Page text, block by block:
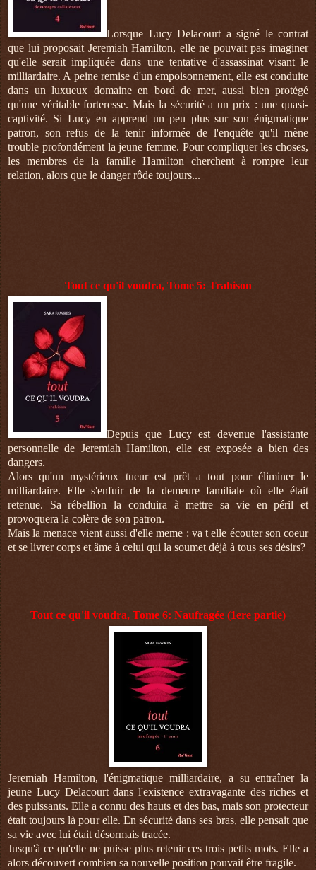
Lorsque Lucy Delacourt a signé le contrat
que lui proposait Jeremiah Hamilton, elle ne pouvait pas imaginer
qu'elle serait impliquée dans une tentative d'assassinat visant le
milliardaire. A peine remise d'un empoisonnement, elle est conduite
dans un luxueux domaine en bord de mer, aussi bien protégé
qu'une véritable forteresse. Mais la sécurité a un prix : une quasi-
captivité. Si Lucy en apprend un peu plus sur son énigmatique
patron, son refus de la tenir informée de l'enquête qu'il mène
trouble profondément la jeune femme. Pour compliquer les choses,
les membres de la famille Hamilton cherchent à rompre leur
relation, alors que le danger rôde toujours...
Tout ce qu'il voudra, Tome 5: Trahison
Depuis que Lucy est devenue l'assistante
personnelle de Jeremiah Hamilton, elle est exposée a bien des
dangers.
Alors qu'un mystérieux tueur est prêt a tout pour éliminer le
milliardaire. Elle s'enfuir de la demeure familiale où elle était
retenue. Sa rébellion la conduira à mettre sa vie en péril et
provoquera la colère de son patron.
Mais la menace vient aussi d'elle meme : va t elle écouter son coeur
et se livrer corps et âme à celui qui la soumet déjà à tous ses désirs?
Tout ce qu'il voudra, Tome 6: Naufragée (1ere partie)
Jeremiah Hamilton, l'énigmatique milliardaire, a su entraîner la
jeune Lucy Delacourt dans l'existence extravagante des riches et
des puissants. Elle a connu des hauts et des bas, mais son protecteur
était toujours là pour elle. En sécurité dans ses bras, elle pensait que
sa vie avec lui était désormais tracée.
Jusqu'à ce qu'elle ne puisse plus retenir ces trois petits mots. Elle a
alors découvert combien sa nouvelle position pouvait être fragile.